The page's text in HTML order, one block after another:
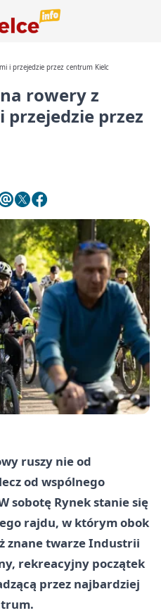
i przejedzie przez centrum Kielc
rowery z
przejedzie przez
ruszy nie od
od wspólnego
sobotę Rynek stanie się
rajdu, w którym obok
znane twarze Industrii
rekreacyjny początek
przez najbardziej